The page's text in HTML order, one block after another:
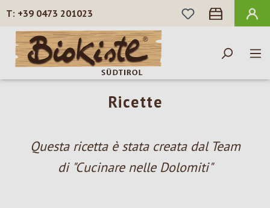
Passa al contenuto principale
+39 0473 201023
HAI 0 ARTICOLI
Ricette
Questa ricetta è stata creata dal Team
di "Cucinare nelle Dolomiti"